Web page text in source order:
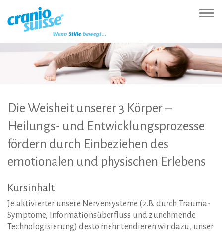
(Accesskey
Hauptnavigation
(Accesskey
Inhalt
(Accesskey
Sprachumschaltung
(Accesskey
Die Weisheit unserer3 Körper–
Heilungs- und Entwicklungsprozesse
fördern durch Einbeziehen des
emotionalen und physischen Erlebens
Kursinhalt
Je aktivierter unsere Nervensysteme (z.B. durch Trauma-
Symptome, Informationsüberfluss und zunehmende
Technologisierung) desto mehr tendieren wir dazu, unser